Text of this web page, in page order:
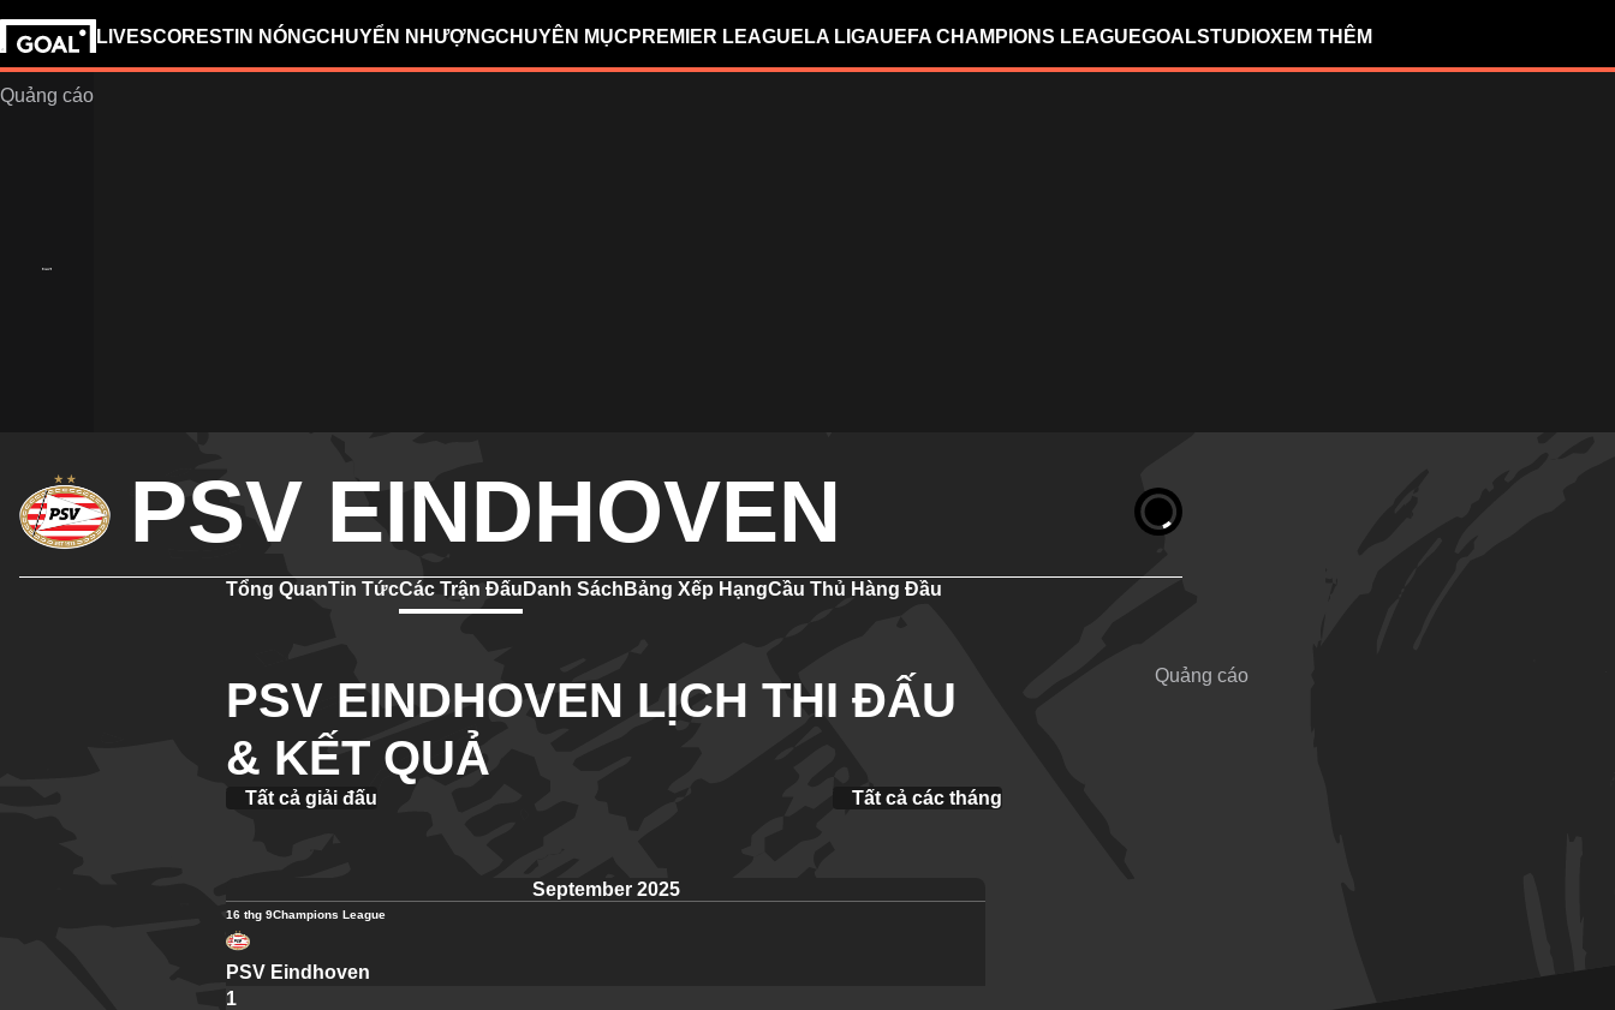
LIVESCORESTIN NÓNGCHUYỂN NHƯỢNGCHUYÊN MỤC PREMIER LEAGUE LA LIGAUEFA CHAMPIONS LEAGUEGOALSTUDIOXEM THÊM
PSV EINDHOVEN
Tổng QuanTin TứcCác Trận Đấu Danh Sách Bảng Xếp HạngCầu Thủ Hàng Đầu
PSV EINDHOVEN LỊCH THI ĐẤU
& KẾT QUẢ
Tất cả giải đấu Tất cả các tháng
September 2025
16 thg 9Champions League
PSV Eindhoven
1